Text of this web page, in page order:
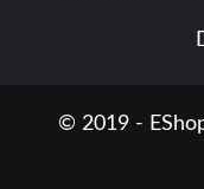
© 2019 -